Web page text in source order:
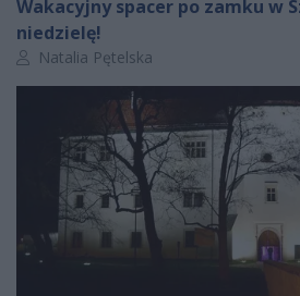
Wakacyjny spacer po zamku w
niedzielę!
Autor artykułu:
Natalia Pętelska